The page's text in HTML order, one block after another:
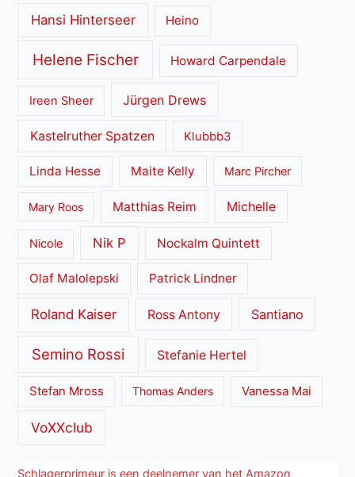
Hansi Hinterseer Heino
Helene Fischer Howard Carpendale
Ireen Sheer Jürgen Drews
Kastelruther Spatzen Klubbb3
Linda Hesse Maite Kelly Marc Pircher
Mary Roos Matthias Reim Michelle
Nicole Nik P Nockalm Quintett
Olaf Malolepski Patrick Lindner
Roland Kaiser Ross Antony Santiano
Semino Rossi Stefanie Hertel
Stefan Mross Thomas Anders Vanessa Mai
VoXXclub
Schlagerprimeur is een deelnemer van het Amazon